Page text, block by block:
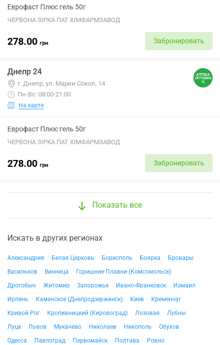
Еврофаст Плюс гель 50г
ЧЕРВОНА ЗІРКА ПАТ ХІМФАРМЗАВОД
278.00 грн Забронировать
Днепр 24
г. Днепр, ул. Марии Сокол, 14
Пн-Вс: 08:00-21:00
На карте
Еврофаст Плюс гель 50г
ЧЕРВОНА ЗІРКА ПАТ ХІМФАРМЗАВОД
278.00 грн Забронировать
Показать все
Искать в других регионах
Александрия Белая Церковь Борисполь Боярка
Бровары
Васильков
Винница
Горишние Плавни (Комсомольск)
Дрогобыч
Житомир Запорожье Ивано-Франковск
Измаил
Ирпень
Каменское (Днепродзержинск) Киев
Кременчуг
Кривой Рог
Кропивницкий (Кировоград) Лозовая
Лубны
Луцк
Львов Мукачево Николаев Никополь
Обухов
Одесса
Павлоград Первомайск Полтава
Ровно